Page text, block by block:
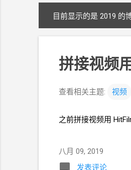
文
目前显示的是 2019 的
拼接视频用
查看相关主题: 视频
之前拼接视频用
八月 09, 2019
发表评论